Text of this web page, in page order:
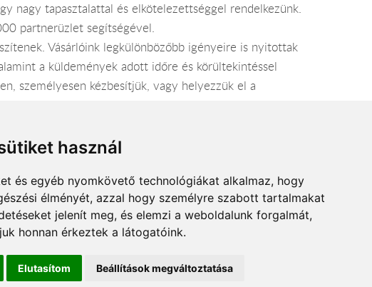
használ
és egyéb nyomkövető technológiákat alkalmaz, hogy
élményét, azzal hogy személyre szabott tartalmakat
jelenít meg, és elemzi a weboldalunk forgalmát,
honnan érkeztek a látogatóink.
Elutasítom Beállítások megváltoztatása
nagy tapasztalattal és elkötelezettséggel rendelkezünk.
partnerüzlet segítségével.
Vásárlóink legkülönbözőbb igényeire is nyitottak
a küldemények adott időre és körültekintéssel
személyesen kézbesítjük, vagy helyezzük el a